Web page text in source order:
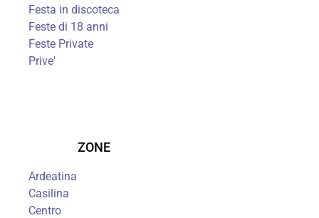
Festa in discoteca
Feste di 18 anni
Feste Private
Prive'
ZONE
Ardeatina
Casilina
Centro